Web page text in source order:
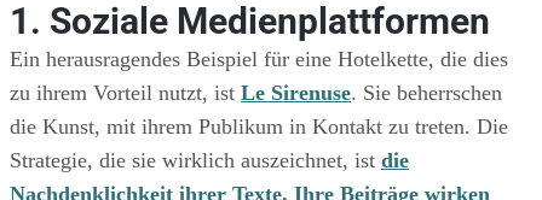
1. Soziale Medienplattformen
Ein herausragendes Beispiel für eine Hotelkette, die dies
zu ihrem Vorteil nutzt, ist Le Sirenuse. Sie beherrschen
die Kunst, mit ihrem Publikum in Kontakt zu treten. Die
Strategie, die sie wirklich auszeichnet, ist die
Nachdenklichkeit ihrer Texte. Ihre Beiträge wirken